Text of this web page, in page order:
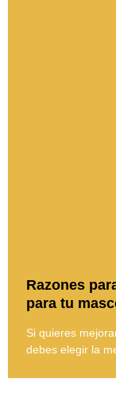
Razones
para tu
Si quieres
debes elegir la